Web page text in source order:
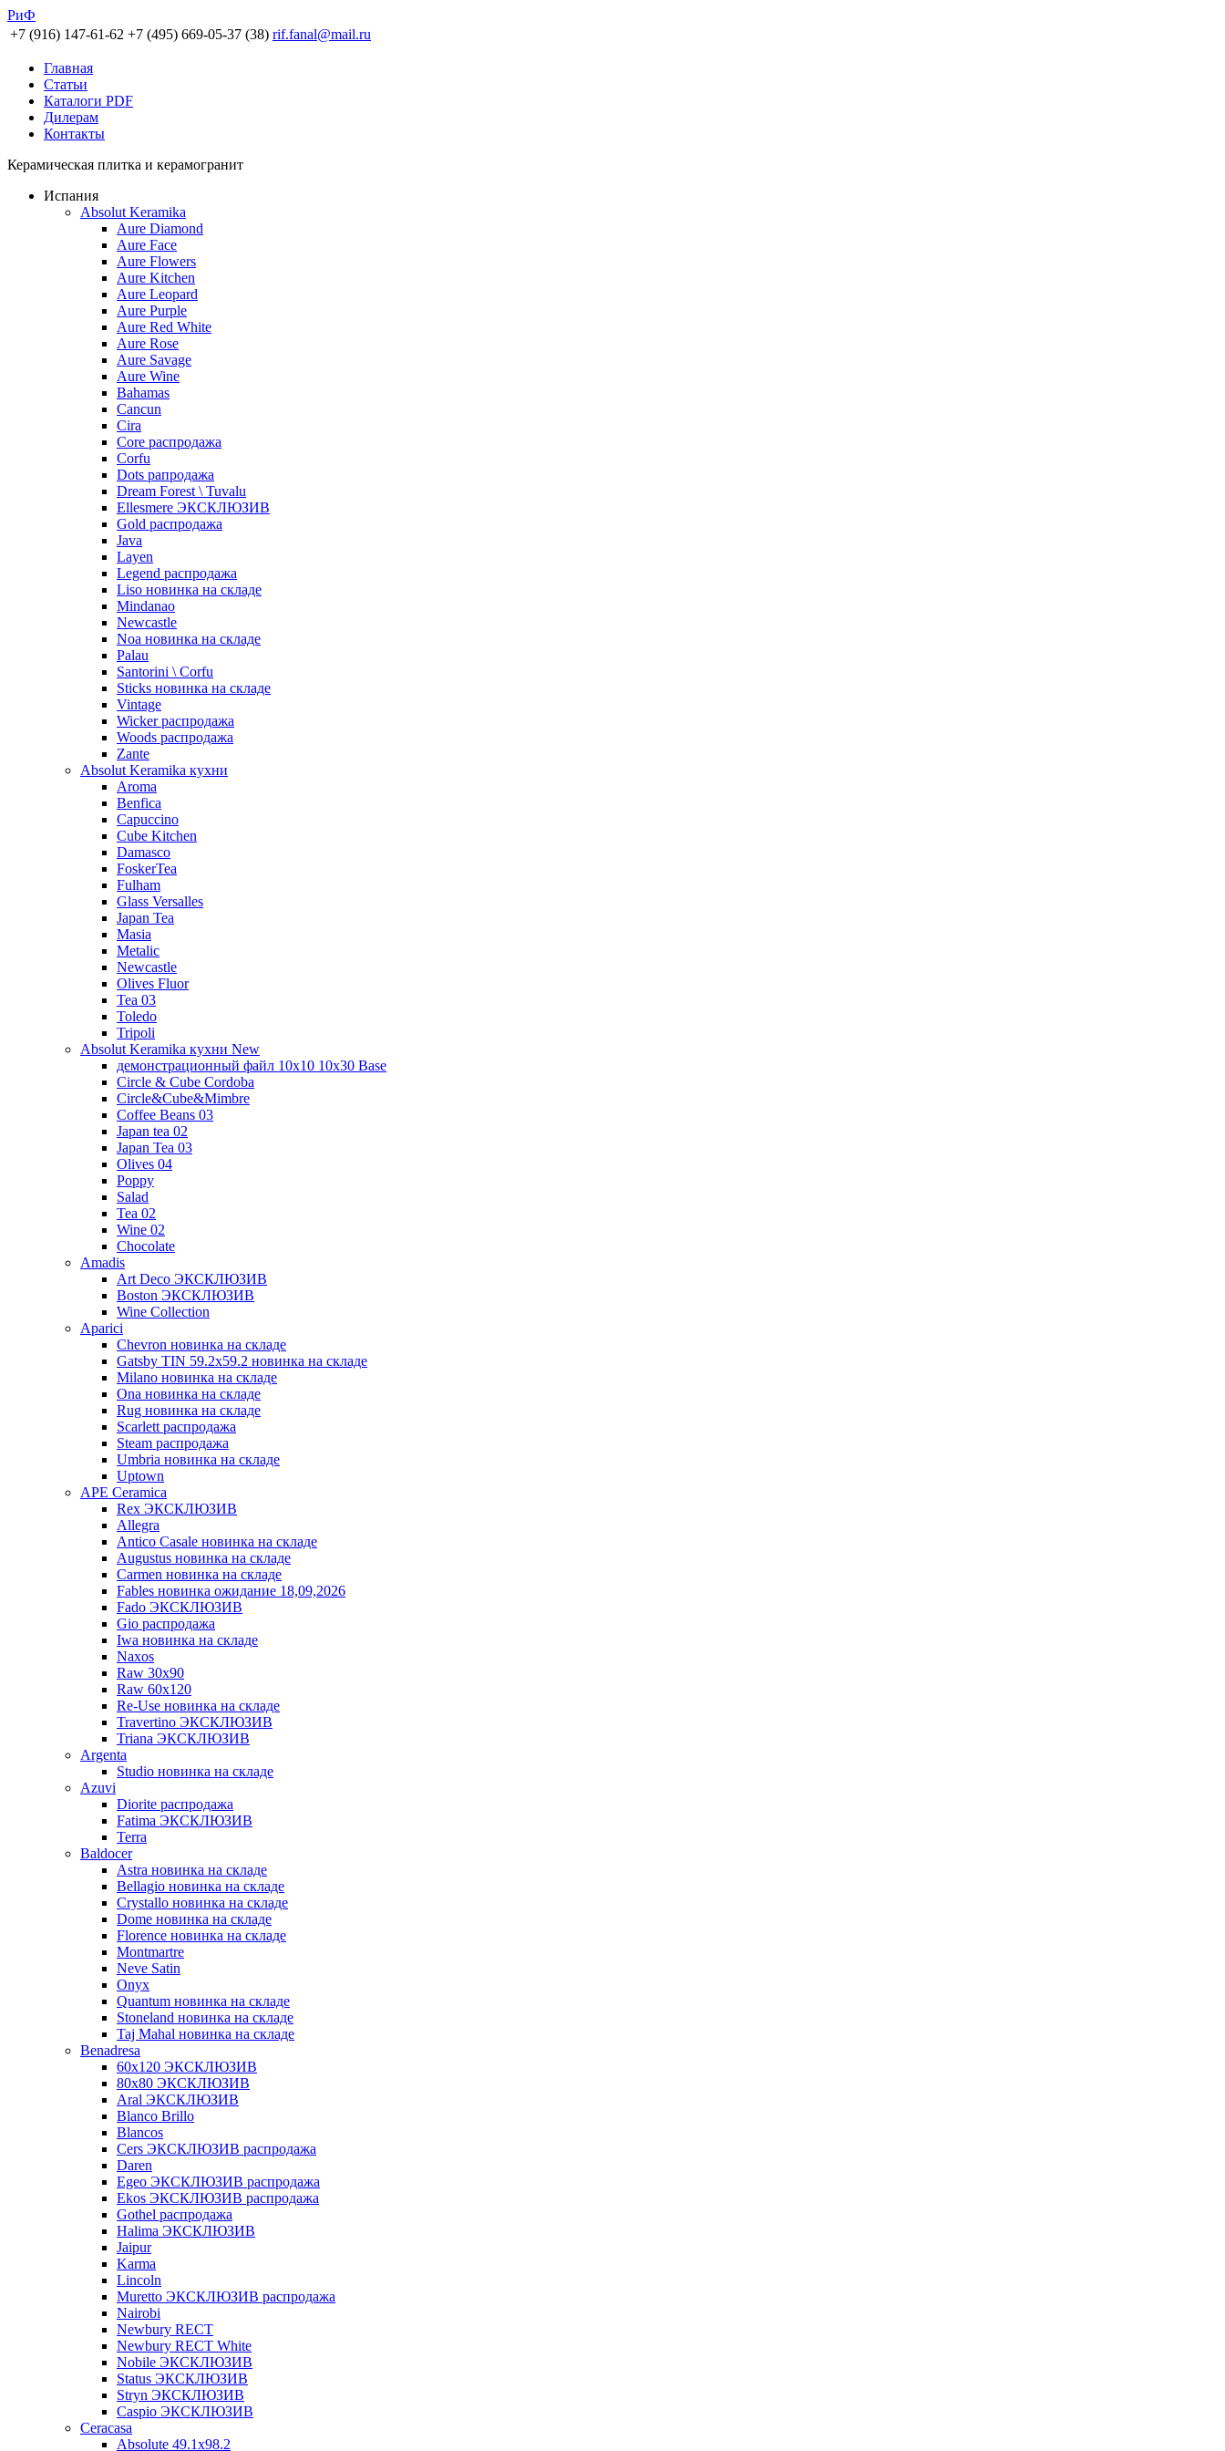
РиФ
+7 (916) 147-61-62 +7 (495) 669-05-37 (38) rif.fanal@mail.ru
Главная
Статьи
Каталоги PDF
Дилерам
Контакты
Керамическая плитка и керамогранит
Испания
Absolut Keramika
Aure Diamond
Aure Face
Aure Flowers
Aure Kitchen
Aure Leopard
Aure Purple
Aure Red White
Aure Rose
Aure Savage
Aure Wine
Bahamas
Cancun
Cira
Core распродажа
Corfu
Dots рапродажа
Dream Forest \ Tuvalu
Ellesmere ЭКСКЛЮЗИВ
Gold распродажа
Java
Layen
Legend распродажа
Liso новинка на складе
Mindanao
Newcastle
Noa новинка на складе
Palau
Santorini \ Corfu
Sticks новинка на складе
Vintage
Wicker распродажа
Woods распродажа
Zante
Absolut Keramika кухни
Aroma
Benfica
Capuccino
Cube Kitchen
Damasco
FoskerTea
Fulham
Glass Versalles
Japan Tea
Masia
Metalic
Newcastle
Olives Fluor
Tea 03
Toledo
Tripoli
Absolut Keramika кухни New
демонстрационный файл 10x10 10x30 Base
Circle & Cube Cordoba
Circle&Cube&Mimbre
Coffee Beans 03
Japan tea 02
Japan Tea 03
Olives 04
Poppy
Salad
Tea 02
Wine 02
Chocolate
Amadis
Art Deco ЭКСКЛЮЗИВ
Boston ЭКСКЛЮЗИВ
Wine Collection
Aparici
Chevron новинка на складе
Gatsby TIN 59.2x59.2 новинка на складе
Milano новинка на складе
Ona новинка на складе
Rug новинка на складе
Scarlett распродажа
Steam распродажа
Umbria новинка на складе
Uptown
APE Ceramica
Rex ЭКСКЛЮЗИВ
Allegra
Antico Casale новинка на складе
Augustus новинка на складе
Carmen новинка на складе
Fables новинка ожидание 18,09,2026
Fado ЭКСКЛЮЗИВ
Gio распродажа
Iwa новинка на складе
Naxos
Raw 30x90
Raw 60х120
Re-Use новинка на складе
Travertino ЭКСКЛЮЗИВ
Triana ЭКСКЛЮЗИВ
Argenta
Studio новинка на складе
Azuvi
Diorite распродажа
Fatima ЭКСКЛЮЗИВ
Terra
Baldoсer
Astra новинка на складе
Bellagio новинка на складе
Crystallo новинка на складе
Dome новинка на складе
Florence новинка на складе
Montmartre
Neve Satin
Onyx
Quantum новинка на складе
Stoneland новинка на складе
Taj Mahal новинка на складе
Benadresa
60х120 ЭКСКЛЮЗИВ
80х80 ЭКСКЛЮЗИВ
Aral ЭКСКЛЮЗИВ
Blanco Brillo
Blancos
Cers ЭКСКЛЮЗИВ распродажа
Daren
Egeo ЭКСКЛЮЗИВ распродажа
Ekos ЭКСКЛЮЗИВ распродажа
Gothel распродажа
Halima ЭКСКЛЮЗИВ
Jaipur
Karma
Lincoln
Muretto ЭКСКЛЮЗИВ распродажа
Nairobi
Newbury RECT
Newbury RECT White
Nobile ЭКСКЛЮЗИВ
Status ЭКСКЛЮЗИВ
Stryn ЭКСКЛЮЗИВ
Сaspio ЭКСКЛЮЗИВ
Ceracasa
Absolute 49.1x98.2